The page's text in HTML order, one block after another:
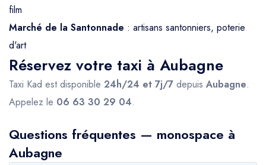
film
Marché de la Santonnade : artisans santonniers, poterie
d'art
Réservez votre taxi à Aubagne
Taxi Kad est disponible 24h/24 et 7j/7 depuis Aubagne.
Appelez le 06 63 30 29 04.
Questions fréquentes — monospace à
Aubagne